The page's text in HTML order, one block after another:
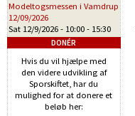
Modeltogsmessen i Vamdrup
12/09/2026
Sat 12/9/2026 - 10:00 - 15:30
DONÉR
Hvis du vil hjælpe med
den videre udvikling af
Sporskiftet, har du
mulighed for at donere et
beløb her: